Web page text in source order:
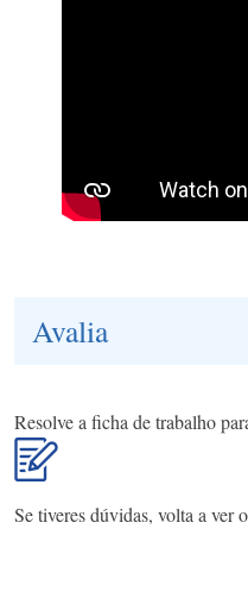
Avalia
Resolve a ficha de trabalho
Se tiveres dúvidas, volta a ver